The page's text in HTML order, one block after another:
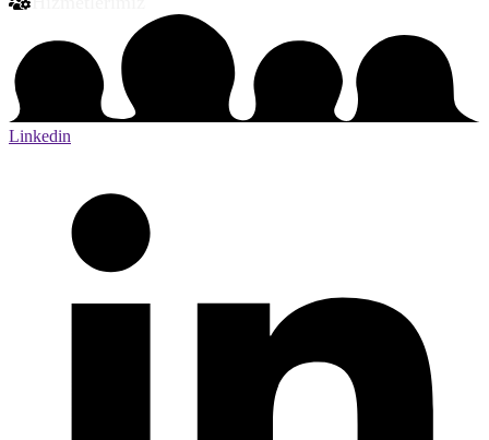
Linkedin